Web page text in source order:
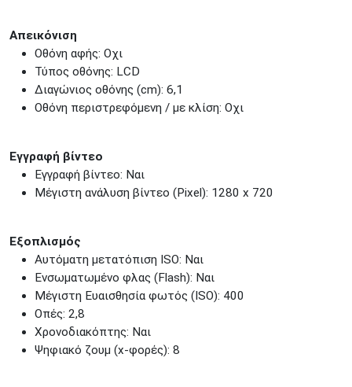
Προσοχή!Η Διαθεσιμότητα μεταβάλλεται συνεχώς
Διαβάστε εδώ
Απεικόνιση
Οθόνη αφής: Οχι
Τύπος οθόνης: LCD
Διαγώνιος οθόνης (cm): 6,1
Οθόνη περιστρεφόμενη / με κλίση: Οχι
Εγγραφή βίντεο
Εγγραφή βίντεο: Ναι
Μέγιστη ανάλυση βίντεο (Pixel): 1280 x 720
Εξοπλισμός
Αυτόματη μετατόπιση ISO: Ναι
Ενσωματωμένο φλας (Flash): Ναι
Μέγιστη Ευαισθησία φωτός (ISO): 400
Οπές: 2,8
Χρονοδιακόπτης: Ναι
Ψηφιακό ζουμ (x-φορές): 8